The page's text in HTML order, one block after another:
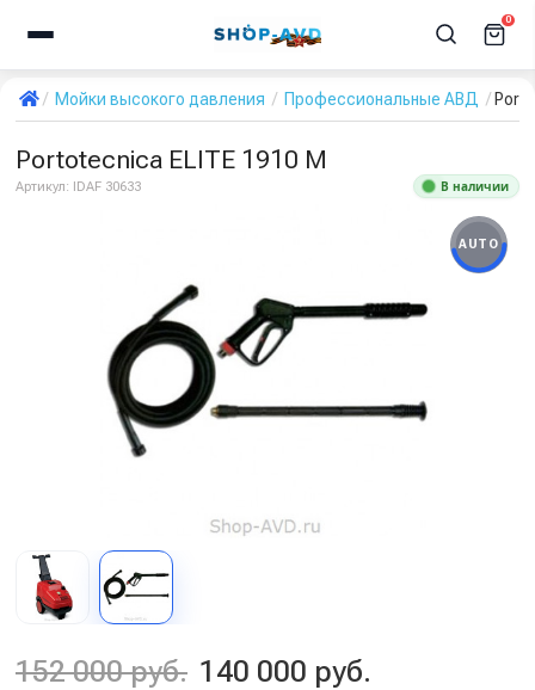
0
Мойки высокого давления Профессиональные АВД
Portotecnica ELITE 1910 M
Артикул: IDAF 30633 В наличии
AUTO
152 000 руб. 140 000 руб.